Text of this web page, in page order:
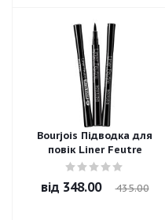
Bourjois Підводка для
повік Liner Feutre
від 348.00 435.00